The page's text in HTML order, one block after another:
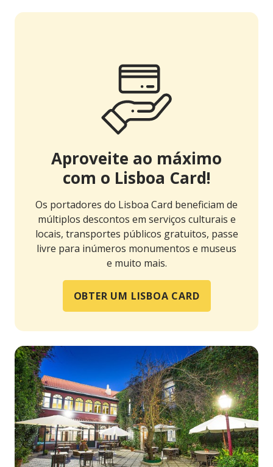
Aproveite ao máximo
com o Lisboa Card!
Os portadores do Lisboa Card beneficiam de
múltiplos descontos em serviços culturais e
locais, transportes públicos gratuitos, passe
livre para inúmeros monumentos e museus
e muito mais.
OBTER UM LISBOA CARD